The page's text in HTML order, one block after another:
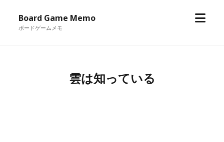
Board Game Memo
ボードゲームメモ
メ
雲は知っている